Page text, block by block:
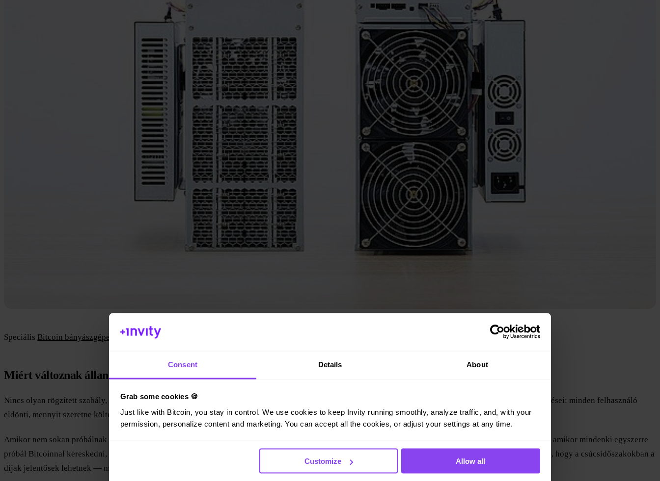
Consent Details About
Grab some cookies 🍪
Just like with Bitcoin, you stay in control. We use cookies to keep Invity running smoothly, analyze traffic, and, with your
permission, personalize content and marketing. You can accept all the cookies, or adjust your settings at any time.
Customize Allow all
Speciális Bitcoin bányászgépek új tranzakciók validálására.
Miért változnak állandóan a Bitcoin tranzakciós díjai?
Nincs olyan rögzített szabály, amely meghatározná, mennyibe kerül egy Bitcoin tranzakció küldése. A tranzakciós díjak lényegében a kínálat és kereslet kérdései: minden felhasználó
eldönti, mennyit szeretne költeni, és a bányászok döntik el, hogy a javasolt díj eléggé jövedelmező-e.
Amikor nem sokan próbálnak Bitcoint költeni, kisebb a forgalom, és a blokkokat gyorsan meg lehet erősíteni anélkül, hogy bárki sok pénzt költene. Azonban amikor mindenki egyszerre
próbál Bitcoinnal kereskedni, a legmagasabb díjjal rendelkező tranzakciók prioritást kapnak, mivel a bányászok a legnagyobb jutalmat akarják. Ez azt jelenti, hogy a csúcsidőszakokban a
díjak jelentősek lehetnek — magas aktivitású időszakokban átlagosan 37–59 dollár körül mozognak.